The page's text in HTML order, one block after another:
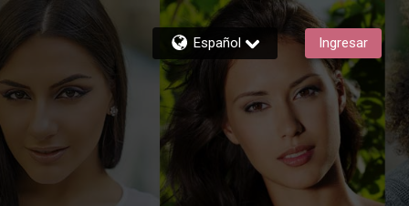
Español Ingresar